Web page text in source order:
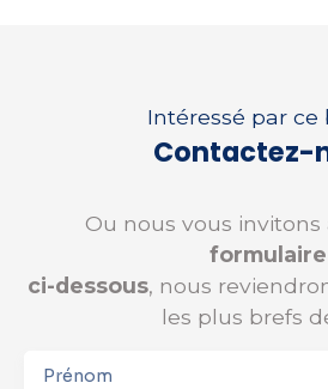
Intéressé par ce
Contactez-
Ou nous vous invitons
formulaire
ci-dessous, nous
les plus brefs
Prénom